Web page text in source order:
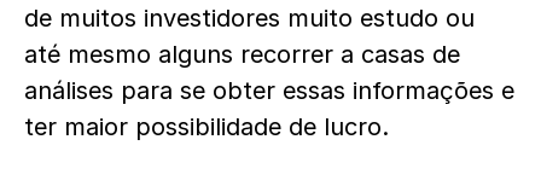
de muitos investidores muito estudo ou
até mesmo alguns recorrer a casas de
análises para se obter essas informações e
ter maior possibilidade de lucro.